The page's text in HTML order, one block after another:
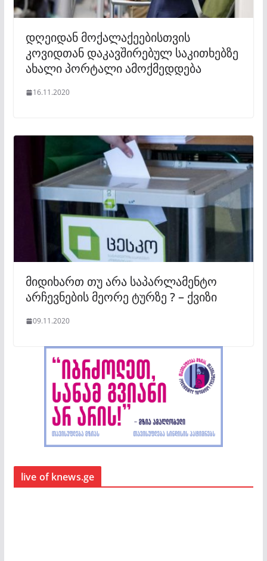
დღეიდან მოქალაქეებისთვის
კოვიდთან დაკავშირებულ საკითხებზე
ახალი პორტალი ამოქმედდება
16.11.2020
მიდიხართ თუ არა საპარლამენტო
არჩევნების მეორე ტურზე ? – ქვიზი
09.11.2020
live of knews.ge